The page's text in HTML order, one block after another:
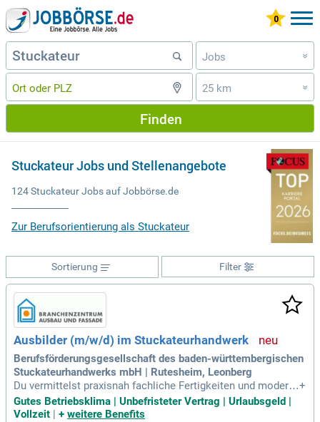
Jobs »
25 km »
Finden
Stuckateur Jobs und Stellenangebote
124 Stuckateur Jobs auf Jobbörse.de
Zur Berufsorientierung als Stuckateur
Filter
Sortierung
Ausbilder (m/w/d) im Stuckateurhandwerk
Berufsförderungsgesellschaft des baden-württembergischen
Stuckateurhandwerks mbH | Rutesheim, Leonberg
Du vermittelst praxisnah fachliche Fertigkeiten und modern
es Know-how im Stuckateurhandwerk; Du unterrichtest Aus
zubildende mit unterschiedlichen Voraussetzungen und Tale
+
Gutes Betriebsklima | Unbefristeter Vertrag | Urlaubsgeld |
Vollzeit | + weitere Benefits